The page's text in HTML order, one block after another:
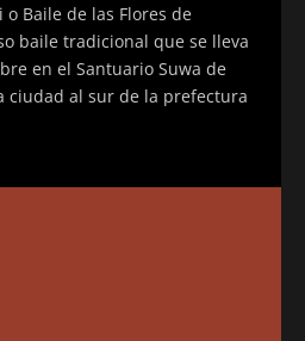
o Baile de las Flores de
baile tradicional que se lleva
en el Santuario Suwa de
ciudad al sur de la prefectura